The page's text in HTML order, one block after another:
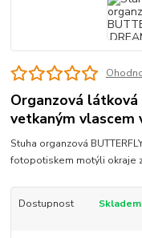
Organzová
vetkaným vlascem
Stuha organzová
fotopotiskem motýli okraje
Dostupnost